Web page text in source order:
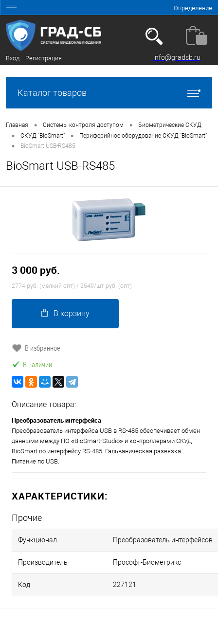
Определение
Вход Регистрация info@gradsb.ru
Каталог товаров
Главная • Системы контроля доступом • Биометрические СКУД
• СКУД "BioSmart" • Периферийное оборудование СКУД "BioSmart"
• BioSmart USB-RS485
BioSmart USB-RS485
3 000 руб.
2774 руб. (мелкий опт) / 2549/шт руб. (опт)
В корзину
В избранное
В наличии
Описание товара:
Преобразователь интерфейса
Преобразователь интерфейса USB в RS-485 обеспечивает обмен
данными между ПО «BioSmart-Studio» и контроллерами СКУД
BioSmart по интерфейсу RS-485. Гальваническая развязка.
Питание по USB.
ХАРАКТЕРИСТИКИ:
Прочие
Функционал Преобразователь интерфейсов
Производитель Прософт-Биометрикс
Код 227121